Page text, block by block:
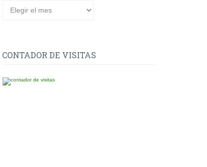
CONTADOR DE VISITAS